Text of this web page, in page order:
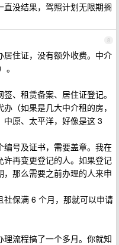
没结果，驾照计划无限期搁
8
住证，没有额外收费。中介
、租赁备案、居住证登记。
（如果是几大中介租的房，
原、太平洋，好像是这 3
号及证书，需要盖章。我在
再变更登记的人。如果登记
那么需要之前办理的人来申
社保满 6 个月，那就可以申请
流程搞了一个多月。你就知